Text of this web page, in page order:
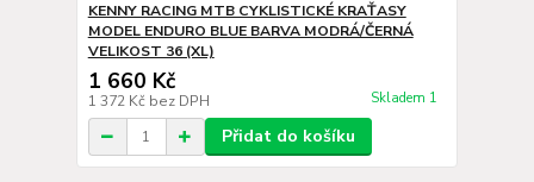
KENNY RACING MTB CYKLISTICKÉ KRAŤASY
MODEL ENDURO BLUE BARVA MODRÁ/ČERNÁ
VELIKOST 36 (XL)
1 660 Kč
1 372 Kč bez DPH Skladem 1
Přidat do košíku